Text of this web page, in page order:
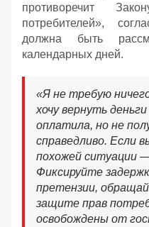
противоречит
потребителей»,
должна быть
календарных дней.
«Я не требую
хочу вернуть
оплатила, но не
справедливо. Если
похожей ситуации
Фиксируйте
претензии,
защите прав
освобождены от